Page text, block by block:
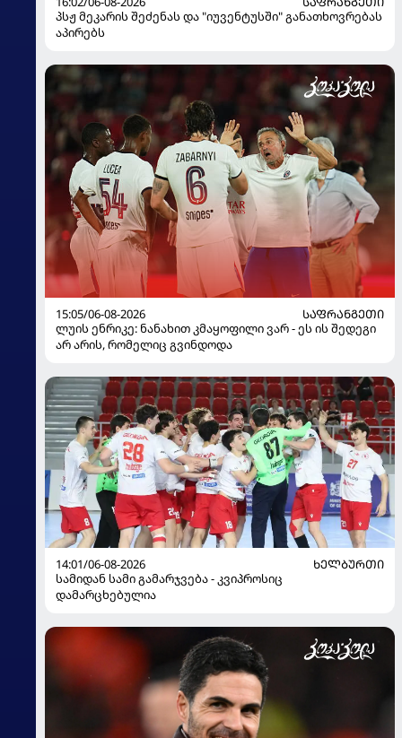
პსჟ მეკარის შეძენას და "იუვენტუსში" განათხოვრებას
აპირებს
15:05/06-08-2026
ᲡᲐᲤᲠᲐᲜᲒᲔᲗᲘ
ლუის ენრიკე: ნანახით კმაყოფილი ვარ - ეს ის შედეგი
არ არის, რომელიც გვინდოდა
14:01/06-08-2026
ᲮᲔᲚᲑᲣᲠᲗᲘ
სამიდან სამი გამარჯვება - კვიპროსიც
დამარცხებულია